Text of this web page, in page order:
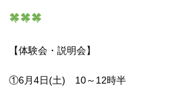
【体験会・説明会】
①6月4日(土) 10～12時半